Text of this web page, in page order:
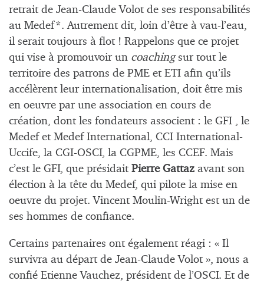
retrait de Jean-Claude Volot de ses responsabilités
au Medef*. Autrement dit, loin d’être à vau-l’eau,
il serait toujours à flot ! Rappelons que ce projet
qui vise à promouvoir un coachingsur tout le
territoire des patrons de PME et ETI afin qu’ils
accélèrent leur internationalisation, doit être mis
en oeuvre par une association en cours de
création, dont les fondateurs associent : le GFI , le
Medef et Medef International, CCI International-
Uccife, la CGI-OSCI, la CGPME, les CCEF. Mais
c’est le GFI, que présidait Pierre Gattaz avant son
élection à la tête du Medef, qui pilote la mise en
oeuvre du projet. Vincent Moulin-Wright est un de
ses hommes de confiance.
Certains partenaires ont également réagi : « Il
survivra au départ de Jean-Claude Volot », nous a
confié Etienne Vauchez, président de l’OSCI. Et de